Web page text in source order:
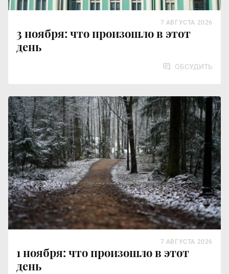
3 ноября: что произошло в этот
день
7 АВГУСТА 2026
ОБСУДИТЬ
1 ноября: что произошло в этот
день
7 АВГУСТА 2026